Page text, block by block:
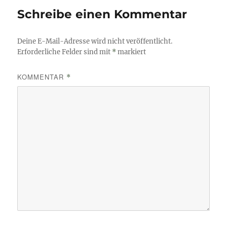
Schreibe einen Kommentar
Deine E-Mail-Adresse wird nicht veröffentlicht.
Erforderliche Felder sind mit *markiert
KOMMENTAR *